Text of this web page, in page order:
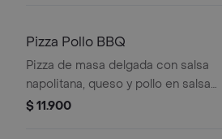
Pizza Pollo BBQ
Pizza de masa delgada con salsa
napolitana, queso y pollo en salsa
BBQ.
$ 11.900